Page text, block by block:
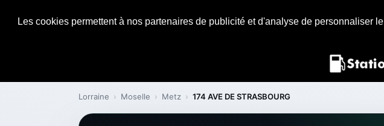
Les cookies permettent à nos partenaires de publicité et d'analyse de personnaliser
Lorraine › Moselle › Metz › 174 AVE DE STRASBOURG